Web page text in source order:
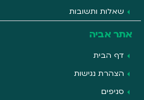
שאלות ותשובות
אתר אביה
דף הבית
הצהרת נגישות
סניפים